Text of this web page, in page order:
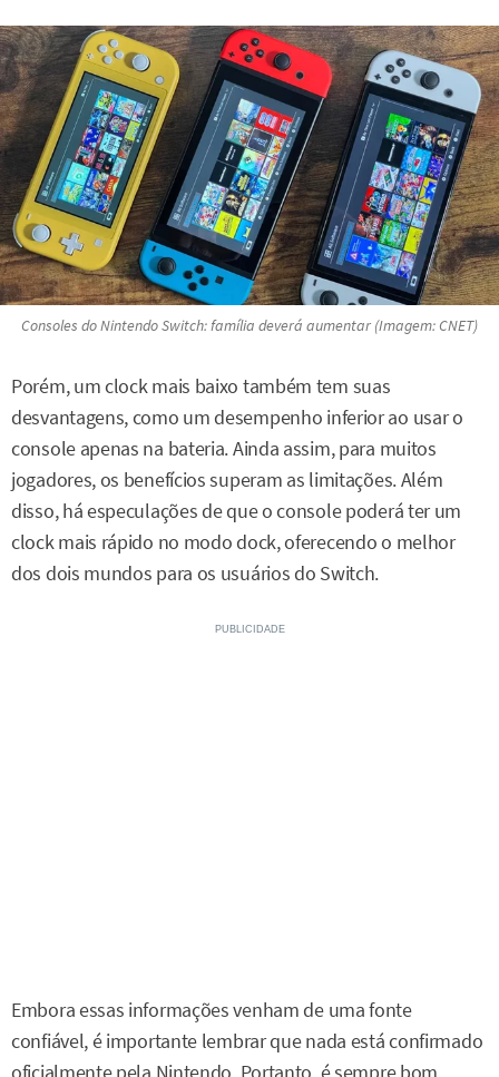
Consoles do Nintendo Switch: família deverá aumentar (Imagem: CNET)
Porém, um clock mais baixo também tem suas
desvantagens, como um desempenho inferior ao usar o
console apenas na bateria. Ainda assim, para muitos
jogadores, os benefícios superam as limitações. Além
disso, há especulações de que o console poderá ter um
clock mais rápido no modo dock, oferecendo o melhor
dos dois mundos para os usuários do Switch.
Embora essas informações venham de uma fonte
confiável, é importante lembrar que nada está confirmado